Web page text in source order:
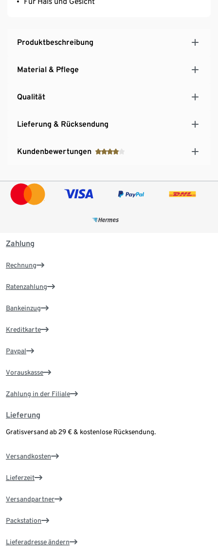
Produktbeschreibung
Material & Pflege
Qualität
Lieferung & Rücksendung
Kundenbewertungen
Zahlung
Rechnung
Ratenzahlung
Bankeinzug
Kreditkarte
Paypal
Vorauskasse
Zahlung in der Filiale
Lieferung
Gratisversand ab 29 € & kostenlose Rücksendung.
Versandkosten
Lieferzeit
Versandpartner
Packstation
Lieferadresse ändern